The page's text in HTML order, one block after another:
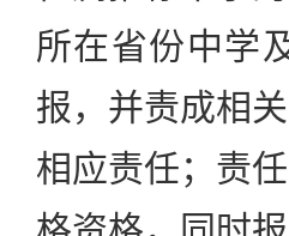
所在省份中学
报，并责成相
相应责任；责